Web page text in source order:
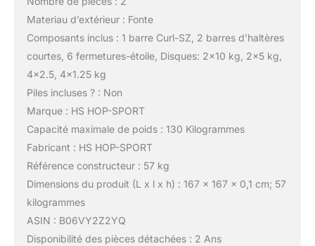
Materiau d’extérieur : Fonte
Composants inclus : 1 barre Curl-SZ, 2 barres d’haltères
courtes, 6 fermetures-étoile, Disques: 2×10 kg, 2×5 kg,
4×2.5, 4×1.25 kg
Piles incluses ? : Non
Marque : HS HOP-SPORT
Capacité maximale de poids : 130 Kilogrammes
Fabricant : HS HOP-SPORT
Référence constructeur : 57 kg
Dimensions du produit (L x l x h) : 167 x 167 x 0,1 cm; 57
kilogrammes
ASIN : B06VY2Z2YQ
Disponibilité des pièces détachées : 2 Ans